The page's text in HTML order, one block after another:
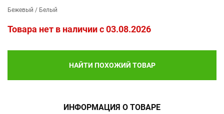
Бежевый / Белый
Товара нет в наличии c 03.08.2026
НАЙТИ ПОХОЖИЙ ТОВАР
ИНФОРМАЦИЯ О ТОВАРЕ